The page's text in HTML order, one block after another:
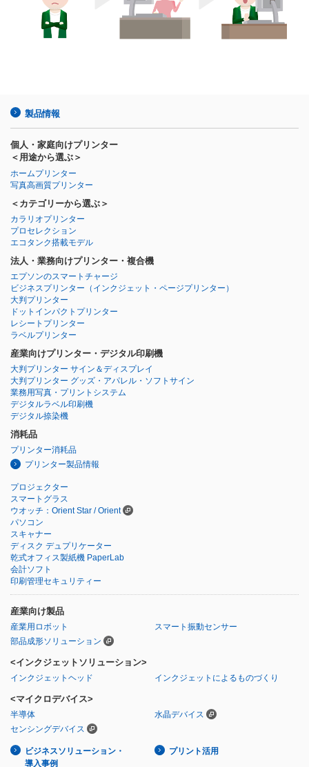
製品情報
個人・家庭向けプリンター
＜用途から選ぶ＞
ホームプリンター
写真高画質プリンター
＜カテゴリーから選ぶ＞
カラリオプリンター
プロセレクション
エコタンク搭載モデル
法人・業務向けプリンター・複合機
エプソンのスマートチャージ
ビジネスプリンター （インクジェット・ページプリンター）
大判プリンター
ドットインパクトプリンター
レシートプリンター
ラベルプリンター
産業向けプリンター・デジタル印刷機
大判プリンター サイン＆ディスプレイ
大判プリンター グッズ・アパレル・ソフトサイン
業務用写真・プリントシステム
デジタルラベル印刷機
デジタル捺染機
消耗品
プリンター消耗品
プリンター製品情報
プロジェクター
スマートグラス
ウオッチ：Orient Star / Orient
パソコン
スキャナー
ディスク デュプリケーター
乾式オフィス製紙機 PaperLab
会計ソフト
印刷管理セキュリティー
産業向け製品
産業用ロボット
スマート振動センサー
部品成形ソリューション
<インクジェットソリューション>
インクジェットヘッド インクジェットによるものづくり
<マイクロデバイス>
半導体
水晶デバイス
センシングデバイス
ビジネスソリューション・
導入事例
プリント活用